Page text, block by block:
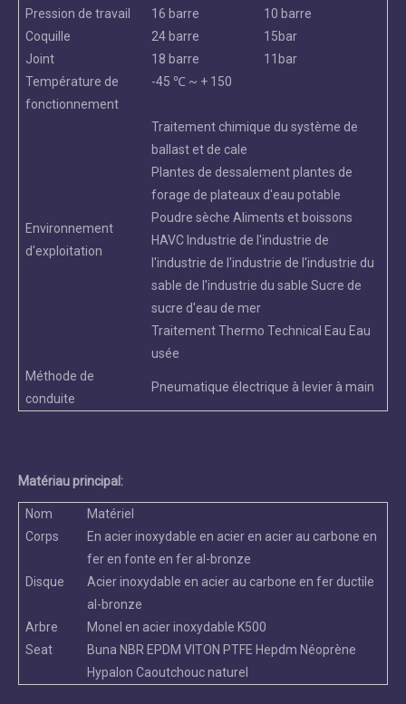
Pression de travail
16 barre
10 barre
Coquille
24 barre
15bar
Joint
18 barre
11bar
Température de
fonctionnement
-45 ℃ ~ + 150
Environnement
d'exploitation
Traitement chimique du système de
ballast et de cale
Plantes de dessalement plantes de
forage de plateaux d'eau potable
Poudre sèche Aliments et boissons
HAVC Industrie de l'industrie de
l'industrie de l'industrie de l'industrie du
sable de l'industrie du sable Sucre de
sucre d'eau de mer
Traitement Thermo Technical Eau Eau
usée
Méthode de
conduite
Pneumatique électrique à levier à main
Matériau principal:
Nom
Matériel
Corps
En acier inoxydable en acier en acier au carbone en
fer en fonte en fer al-bronze
Disque
Acier inoxydable en acier au carbone en fer ductile
al-bronze
Arbre
Monel en acier inoxydable K500
Seat
Buna NBR EPDM VITON PTFE Hepdm Néoprène
Hypalon Caoutchouc naturel